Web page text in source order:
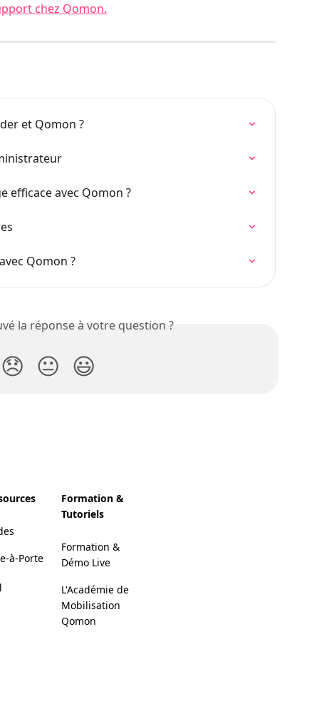
chez Qomon.
et Qomon ?
efficace avec Qomon ?
Qomon ?
la réponse à votre question ?
😞 😐 😃
à-Porte
Formation &
Tutoriels
Formation &
Démo Live
L'Académie de
Mobilisation
Qomon